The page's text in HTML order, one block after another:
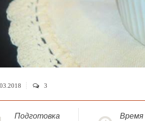
3
Подготовка
Время